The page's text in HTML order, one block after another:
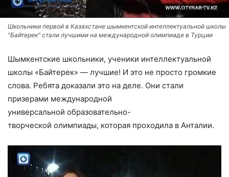
Школьники первой в Казахстане шымкентской интеллектуальной школы
"Байтерек" стали лучшими на международной олимпиаде в Турции
Шымкентские школьники, ученики интеллектуальной
школы «Байтерек» — лучшие! И это не просто громкие
слова. Ребята доказали это на деле. Они стали
призерами международной
универсальной образовательно-
творческой олимпиады, которая проходила в Анталии.